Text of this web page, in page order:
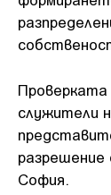
служители
София.